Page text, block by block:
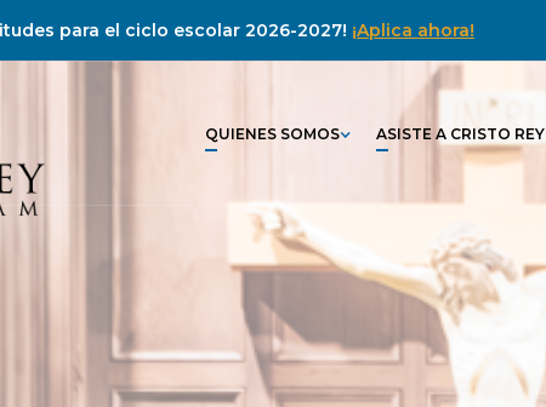
para el ciclo escolar 2026-2027! ¡Aplica ahora!
QUIENES SOMOS ASISTE A CRISTO REY